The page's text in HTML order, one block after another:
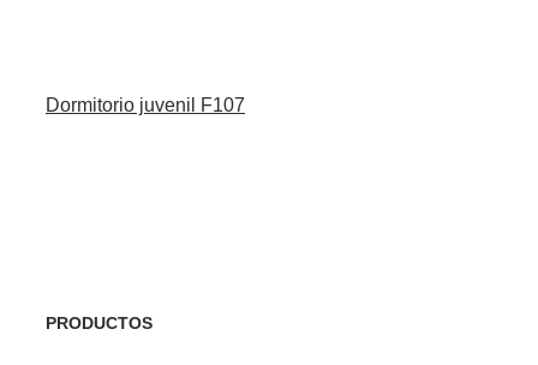
Dormitorio juvenil F107
PRODUCTOS